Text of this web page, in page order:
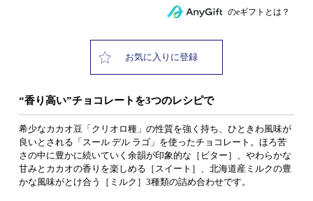
のeギフトとは？
お気に入りに登録
“香り高い”チョコレートを3つのレシピで
希少なカカオ豆「クリオロ種」の性質を強く持ち、ひときわ風味が
良いとされる「スール デル ラゴ」を使ったチョコレート。ほろ苦
さの中に豊かに続いていく余韻が印象的な［ビター］、やわらかな
甘みとカカオの香りを楽しめる［スイート］、北海道産ミルクの豊
かな風味がとけ合う［ミルク］3種類の詰め合わせです。